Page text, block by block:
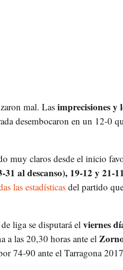
mal. Lasimprecisiones y
desembocaron en un 12-0
muy claros desde el inicio
31 al descanso), 19-12 y 21-
las estadísticasdel partido
liga se disputará el viernes
a las 20,30 horas ante el
74-90 ante el Tarragona